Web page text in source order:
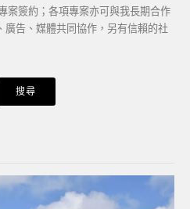
案簽約；各項專案亦可與我長期合作
廣告、媒體共同協作，另有信賴的社